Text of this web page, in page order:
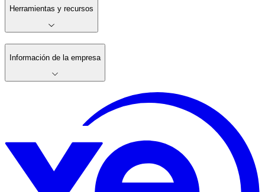
Herramientas y recursos
Información de la empresa